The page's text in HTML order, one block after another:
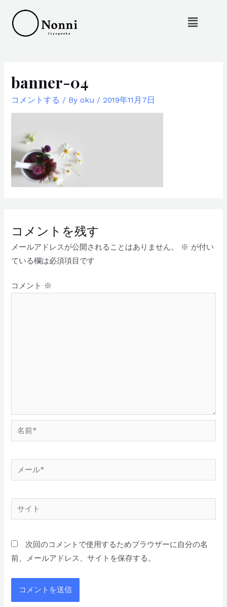
banner-04
コメントする / Byoku /2019年11月7日
コメントを残す
メールアドレスが公開されることはありません。 ※ が付い
ている欄は必須項目です
コメント ※
次回のコメントで使用するためブラウザーに自分の名
前、メールアドレス、サイトを保存する。